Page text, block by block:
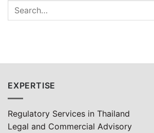
EXPERTISE
Regulatory Services in Thailand
Legal and Commercial Advisory